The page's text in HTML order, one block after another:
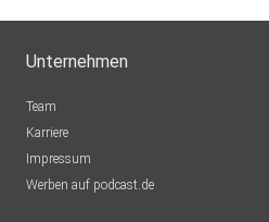
Unternehmen
Team
Karriere
Impressum
Werben auf podcast.de